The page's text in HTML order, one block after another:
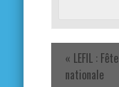
« LEFIL : Fête
nationale